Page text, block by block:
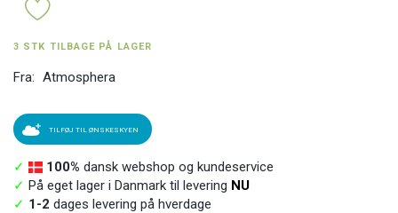
3 STK TILBAGE PÅ LAGER
Fra: Atmosphera
TILFØJ TIL ØNSKESKYEN
✓ 100% dansk webshop og kundeservice
✓ På eget lager i Danmark til levering NU
✓ 1-2 dages levering på hverdage